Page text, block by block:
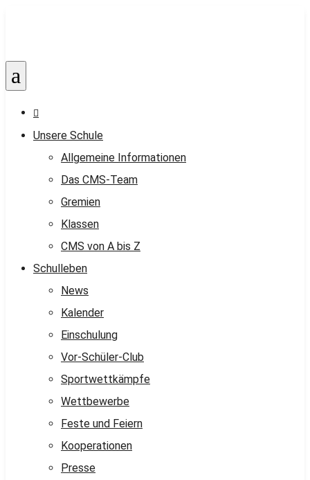
a

Unsere Schule
Allgemeine Informationen
Das CMS-Team
Gremien
Klassen
CMS von A bis Z
Schulleben
News
Kalender
Einschulung
Vor-Schüler-Club
Sportwettkämpfe
Wettbewerbe
Feste und Feiern
Kooperationen
Presse